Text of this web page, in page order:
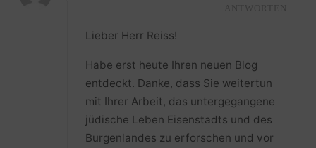
Lieber Herr Reiss!
Habe erst heute Ihren neuen Blog
entdeckt. Danke, dass Sie weitertun
mit Ihrer Arbeit, das untergegangene
jüdische Leben Eisenstadts und des
Burgenlandes zu erforschen und vor